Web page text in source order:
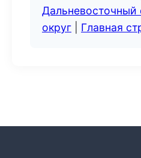
Дальневосточный
округ
Главная